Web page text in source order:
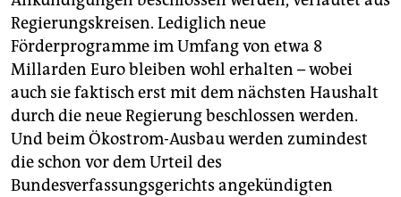
Regierungskreisen. Lediglich neue
Förderprogramme im Umfang von etwa 8
Millarden Euro bleiben wohl erhalten – wobei
auch sie faktisch erst mit dem nächsten Haushalt
durch die neue Regierung beschlossen werden.
Und beim Ökostrom-Ausbau werden zumindest
die schon vor dem Urteil des
Bundesverfassungsgerichts angekündigten